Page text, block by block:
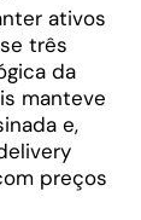
ativos
três
da
manteve
e,
preços